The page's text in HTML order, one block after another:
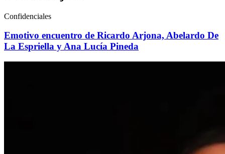
Confidenciales
Emotivo encuentro de Ricardo Arjona, Abelardo De
La Espriella y Ana Lucía Pineda